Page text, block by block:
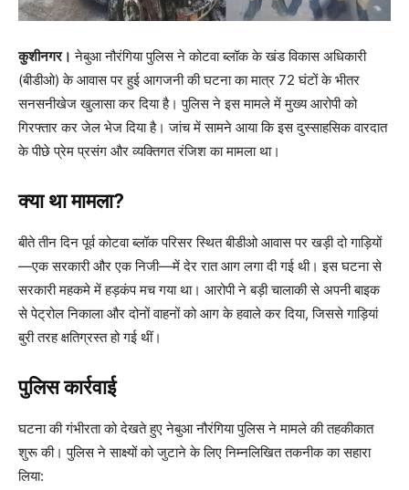
कुशीनगर। नेबुआ नौरंगिया पुलिस ने कोटवा ब्लॉक के खंड विकास अधिकारी
(बीडीओ) के आवास पर हुई आगजनी की घटना का मात्र 72 घंटों के भीतर
सनसनीखेज खुलासा कर दिया है। पुलिस ने इस मामले में मुख्य आरोपी को
गिरफ्तार कर जेल भेज दिया है। जांच में सामने आया कि इस दुस्साहसिक वारदात
के पीछे प्रेम प्रसंग और व्यक्तिगत रंजिश का मामला था।
क्या था मामला?
बीते तीन दिन पूर्व कोटवा ब्लॉक परिसर स्थित बीडीओ आवास पर खड़ी दो गाड़ियों
—एक सरकारी और एक निजी—में देर रात आग लगा दी गई थी। इस घटना से
सरकारी महकमे में हड़कंप मच गया था। आरोपी ने बड़ी चालाकी से अपनी बाइक
से पेट्रोल निकाला और दोनों वाहनों को आग के हवाले कर दिया, जिससे गाड़ियां
बुरी तरह क्षतिग्रस्त हो गई थीं।
पुलिस कार्रवाई
घटना की गंभीरता को देखते हुए नेबुआ नौरंगिया पुलिस ने मामले की तहकीकात
शुरू की। पुलिस ने साक्ष्यों को जुटाने के लिए निम्नलिखित तकनीक का सहारा
लिया: